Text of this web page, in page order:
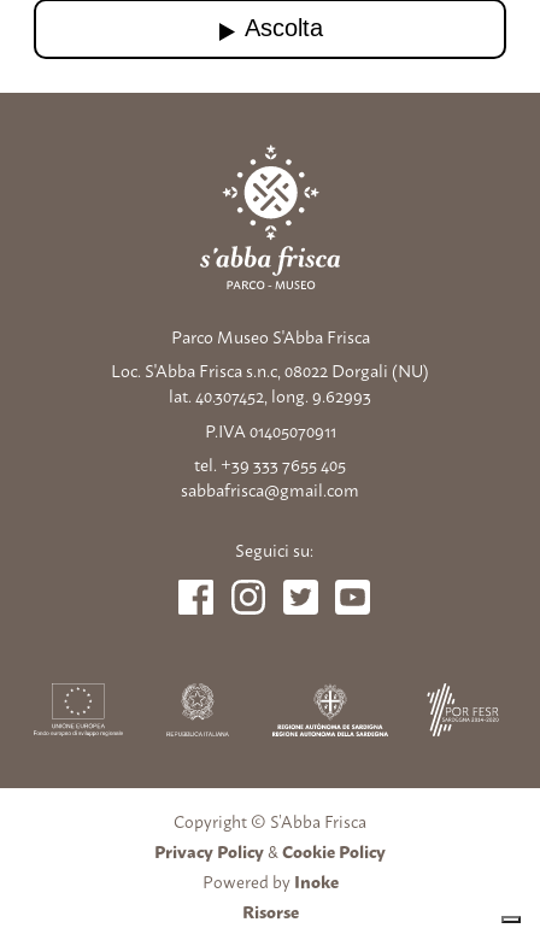
Parco Museo S'Abba Frisca
Loc. S'Abba Frisca s.n.c, 08022 Dorgali (NU)
lat. 40.307452, long. 9.62993
P.IVA 01405070911
tel. +39 333 7655 405
sabbafrisca@gmail.com
Seguici su:
Copyright © S’Abba Frisca
Privacy Policy&Cookie Policy
Powered byInoke
Risorse